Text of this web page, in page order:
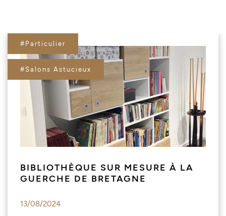
#Particulier
#Salons Astucieux
BIBLIOTHÈQUE SUR MESURE À LA
GUERCHE DE BRETAGNE
13/08/2024